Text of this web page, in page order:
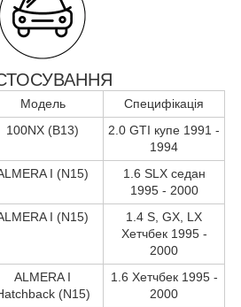
Модель
Специфікація
100NX (B13)
2.0 GTI купе 1991 -
1994
I (N15)
1.6 SLX седан
1995 - 2000
I (N15)
1.4 S, GX, LX
Хетчбек 1995 -
2000
ALMERA I
(N15)
1.6 Хетчбек 1995 -
2000